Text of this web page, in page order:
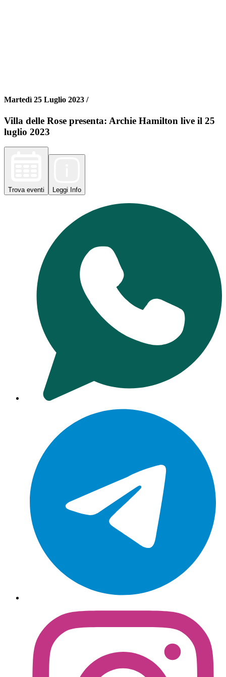
Martedì 25 Luglio 2023 /
Villa delle Rose presenta: Archie Hamilton live il 25
luglio 2023
Trova eventi Leggi Info